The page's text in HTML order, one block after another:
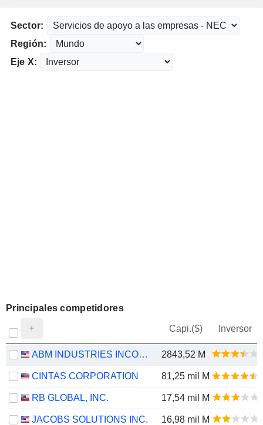
Sector:
Región:
Eje X:
Principales competidores
Capi.($) Inversor
ABM INDUSTRIES INCORPORATED 2843,52 M
CINTAS CORPORATION 81,25 mil M
RB GLOBAL, INC. 17,54 mil M
JACOBS SOLUTIONS INC. 16,98 mil M